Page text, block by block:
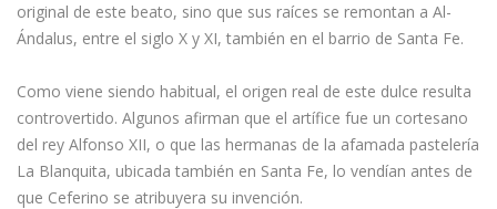
original de este beato, sino que sus raíces se remontan a Al-
Ándalus, entre el siglo X y XI, también en el barrio de Santa Fe.
Como viene siendo habitual, el origen real de este dulce resulta
controvertido. Algunos afirman que el artífice fue un cortesano
del rey Alfonso XII, o que las hermanas de la afamada pastelería
La Blanquita, ubicada también en Santa Fe, lo vendían antes de
que Ceferino se atribuyera su invención.